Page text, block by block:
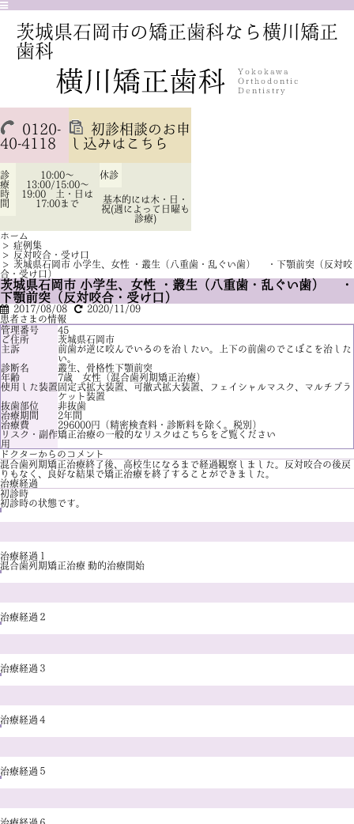
茨城県石岡市の矯正歯科なら横川矯正
歯科
0120-
40-4118
初診相談のお申
し込みはこちら
診
療
時
間
10:00～
13:00/15:00～
19:00 土・日は
17:00まで
休診
基本的には木・日・
祝(週によって日曜も
診療)
ホーム
> 症例集
>
反対咬合・受け口
> 茨城県石岡市 小学生、女性 ・叢生（八重歯・乱ぐい歯） ・下顎前突（反対咬
合・受け口）
茨城県石岡市 小学生、女性 ・叢生（八重歯・乱ぐい歯） ・
下顎前突（反対咬合・受け口）
2017/08/08
2020/11/09
患者さまの情報
管理番号
45
ご住所
茨城県石岡市
主訴
前歯が逆に咬んでいるのを治したい。上下の前歯のでこぼこを治した
い。
診断名
叢生、骨格性下顎前突
年齢
7歳 女性（混合歯列期矯正治療）
使用した装置 固定式拡大装置、可撤式拡大装置、フェイシャルマスク、マルチブラ
ケット装置
抜歯部位
非抜歯
治療期間
2年間
治療費
296000円（精密検査料・診断料を除く。税別）
リスク・副作
用
矯正治療の一般的なリスクは こちら をご覧ください
ドクターからのコメント
混合歯列期矯正治療終了後、高校生になるまで経過観察しました。反対咬合の後戻
りもなく、良好な結果で矯正治療を終了することができました。
治療経過
初診時
初診時の状態です。
治療経過１
混合歯列期矯正治療 動的治療開始
治療経過２
治療経過３
治療経過４
治療経過５